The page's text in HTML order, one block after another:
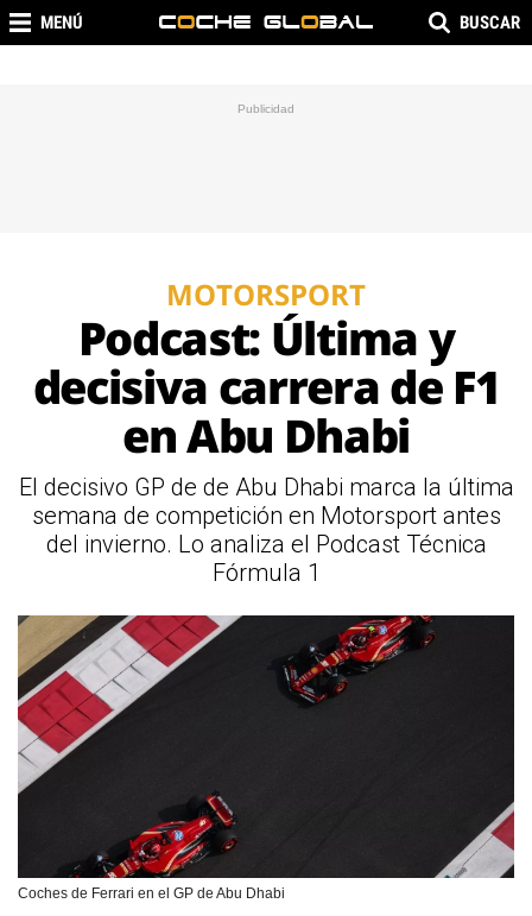
MENÚ BUSCAR
MOTORSPORT
Podcast: Última y
decisiva carrera de F1
en Abu Dhabi
El decisivo GP de de Abu Dhabi marca la última
semana de competición en Motorsport antes
del invierno. Lo analiza el Podcast Técnica
Fórmula 1
Coches de Ferrari en el GP de Abu Dhabi